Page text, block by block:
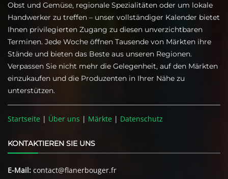
Obst und Gemüse, regionale Spezialitäten oder um lokale
Handwerker zu treffen – unser vollständiger Kalender bietet
Ihnen privilegierten Zugang zu diesen unverzichtbaren
Terminen. Jede Woche öffnen Tausende von Märkten ihre
Stände und bieten das Beste aus unseren Regionen.
Verpassen Sie nicht mehr die Gelegenheit, auf den Märkten
einzukaufen und die Produzenten in Ihrer Nähe zu
unterstützen.
Startseite | Über uns | Märkte | Datenschutz
KONTAKTIEREN SIE UNS
E-Mail: contact@flanerbouger.fr